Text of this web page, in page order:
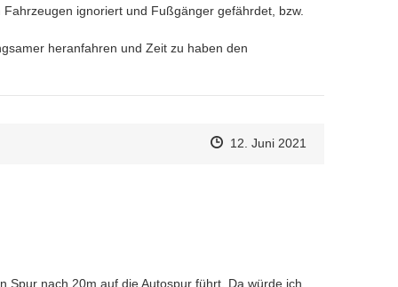
ignoriert und Fußgänger gefährdet, bzw.
heranfahren und Zeit zu haben den
Zeitpunkt des Erstellens
Zeitpunkt des Erstellens
12. Juni 2021
Spur nach 20m auf die Autospur führt. Da würde ich